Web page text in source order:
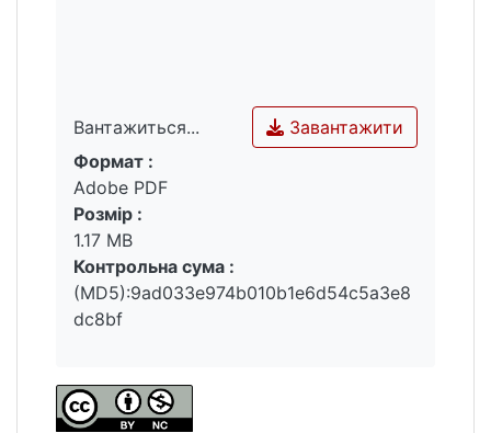
Вантажиться...
Вантажиться...
Завантажити
Формат :
Adobe PDF
Розмір :
1.17 MB
Контрольна сума :
(MD5):9ad033e974b010b1e6d54c5a3e8
dc8bf